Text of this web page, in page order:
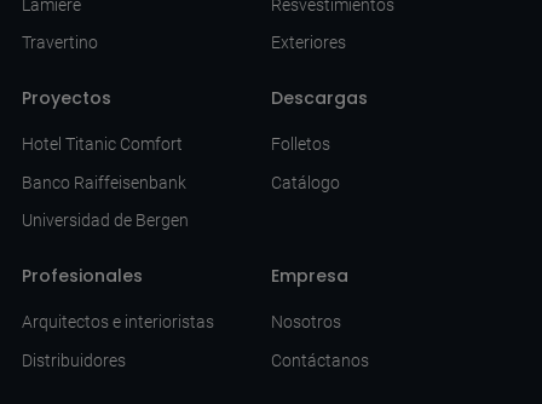
Lamiere
Travertino
Resvestimientos
Exteriores
Proyectos
Hotel Titanic Comfort
Banco Raiffeisenbank
Universidad de Bergen
Descargas
Folletos
Catálogo
Profesionales
Arquitectos e interioristas
Distribuidores
Empresa
Nosotros
Contáctanos